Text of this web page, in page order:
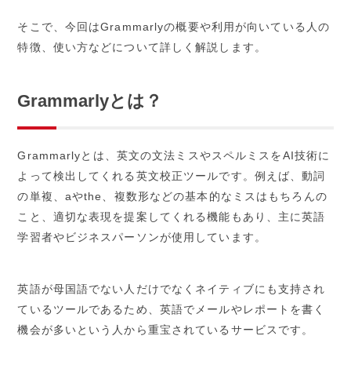
そこで、今回はGrammarlyの概要や利用が向いている人の
特徴、使い方などについて詳しく解説します。
Grammarlyとは？
Grammarlyとは、英文の文法ミスやスペルミスをAI技術に
よって検出してくれる英文校正ツールです。例えば、動詞
の単複、aやthe、複数形などの基本的なミスはもちろんの
こと、適切な表現を提案してくれる機能もあり、主に英語
学習者やビジネスパーソンが使用しています。
英語が母国語でない人だけでなくネイティブにも支持され
ているツールであるため、英語でメールやレポートを書く
機会が多いという人から重宝されているサービスです。